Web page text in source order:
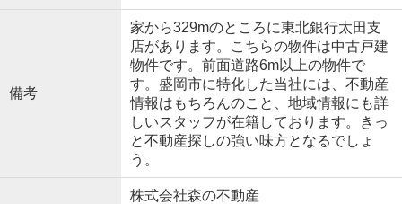
備考
家から329mのところに東北銀行太田支
店があります。こちらの物件は中古戸建
物件です。前面道路6m以上の物件で
す。盛岡市に特化した当社には、不動産
情報はもちろんのこと、地域情報にも詳
しいスタッフが在籍しております。きっ
と不動産探しの強い味方となるでしょ
う。
株式会社森の不動産